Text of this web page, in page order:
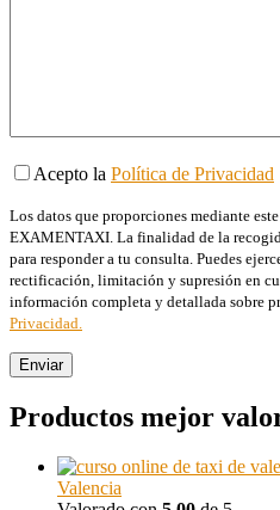
Acepto la Política de Privacidad
Los datos que proporciones mediante
EXAMENTAXI. La finalidad de la
para responder a tu consulta. Puedes
rectificación, limitación y supresión en
información completa y detallada sobre
Privacidad.
Productos mejor
Valencia